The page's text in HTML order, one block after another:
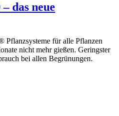
das neue
für alle Pflanzen
nicht mehr gießen. Geringster
bei allen Begrünungen.